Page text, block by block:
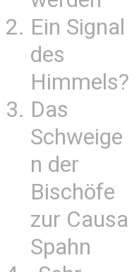
Ein Signal
des
Himmels?
Das
Schweige
n der
Bischöfe
zur Causa
Spahn